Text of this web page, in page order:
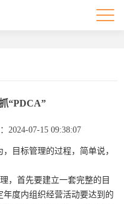
“PDCA”
2024-07-15 09:38:07
目标管理的过程，简单说，
，首先要建立一套完整的目
度内组织经营活动要达到的